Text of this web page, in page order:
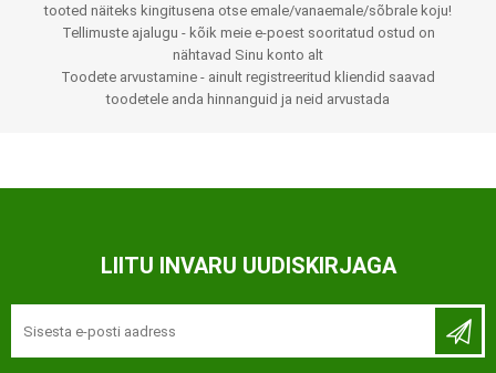
tooted näiteks kingitusena otse emale/vanaemale/sõbrale koju!
Tellimuste ajalugu - kõik meie e-poest sooritatud ostud on
nähtavad Sinu konto alt
Toodete arvustamine - ainult registreeritud kliendid saavad
toodetele anda hinnanguid ja neid arvustada
LIITU INVARU UUDISKIRJAGA